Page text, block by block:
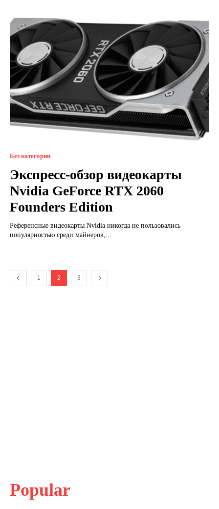
Без категории
Экспресс-обзор видеокарты
Nvidia GeForce RTX 2060
Founders Edition
Референсные видеокарты Nvidia никогда не пользовались
популярностью среди майнеров,...
1 2 3
Popular